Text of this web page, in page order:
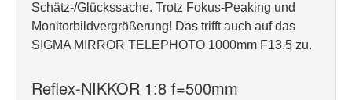
Schätz-/Glückssache. Trotz Fokus-Peaking und
Monitorbildvergrößerung! Das trifft auch auf das
SIGMA MIRROR TELEPHOTO 1000mm F13.5 zu.
Reflex-NIKKOR 1:8 f=500mm